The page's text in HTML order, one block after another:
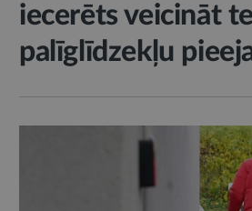
iecerēts veicināt
palīglīdzekļu